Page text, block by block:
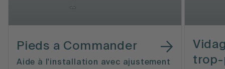
Pieds a Commander
Aide à l'installation avec ajustement
trop-